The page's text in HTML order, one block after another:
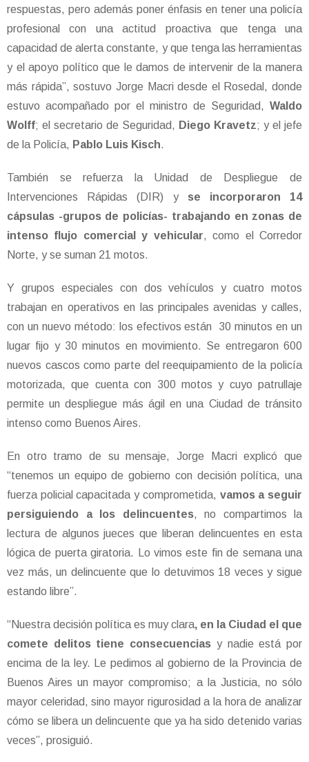
respuestas, pero además poner énfasis en tener una policía
profesional con una actitud proactiva que tenga una
capacidad de alerta constante, y que tenga las herramientas
y el apoyo político que le damos de intervenir de la manera
más rápida”, sostuvo Jorge Macri desde el Rosedal, donde
estuvo acompañado por el ministro de Seguridad, Waldo
Wolff; el secretario de Seguridad, Diego Kravetz; y el jefe
de la Policía, Pablo Luis Kisch.
También se refuerza la Unidad de Despliegue de
Intervenciones Rápidas (DIR) y se incorporaron 14
cápsulas -grupos de policías- trabajando en zonas de
intenso flujo comercial y vehicular, como el Corredor
Norte, y se suman 21 motos.
Y grupos especiales con dos vehículos y cuatro motos
trabajan en operativos en las principales avenidas y calles,
con un nuevo método: los efectivos están 30 minutos en un
lugar fijo y 30 minutos en movimiento. Se entregaron 600
nuevos cascos como parte del reequipamiento de la policía
motorizada, que cuenta con 300 motos y cuyo patrullaje
permite un despliegue más ágil en una Ciudad de tránsito
intenso como Buenos Aires.
En otro tramo de su mensaje, Jorge Macri explicó que
“tenemos un equipo de gobierno con decisión política, una
fuerza policial capacitada y comprometida, vamos a seguir
persiguiendo a los delincuentes, no compartimos la
lectura de algunos jueces que liberan delincuentes en esta
lógica de puerta giratoria. Lo vimos este fin de semana una
vez más, un delincuente que lo detuvimos 18 veces y sigue
estando libre”.
“Nuestra decisión política es muy clara, en la Ciudad el que
comete delitos tiene consecuencias y nadie está por
encima de la ley. Le pedimos al gobierno de la Provincia de
Buenos Aires un mayor compromiso; a la Justicia, no sólo
mayor celeridad, sino mayor rigurosidad a la hora de analizar
cómo se libera un delincuente que ya ha sido detenido varias
veces”, prosiguió.